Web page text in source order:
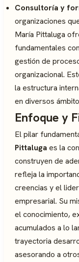
Consultoría y
organizaciones
María Pittaluga
fundamentales
gestión de
organizacional.
la estructura
en diversos
Enfoque y
El pilar
Pittaluga es la
construyen de
refleja la
creencias y el
empresarial. Su
el conocimiento,
acumulados a lo
trayectoria
asesorando a